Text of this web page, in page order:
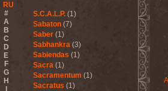
RU
#
A
B
C
D
E
F
G
H
S.C.A.L.P. (1)
Sabaton (7)
Saber (1)
Sabhankra (3)
Sabiendas (1)
Sacra (1)
Sacramentum (1)
Sacratus (1)